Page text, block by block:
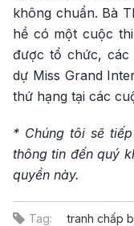
không chuẩn. Bà
hề có một cuộc
được tổ chức, các
dự Miss Grand
thứ hạng tại các
* Chúng tôi sẽ
thông tin đến quý
quyền này.​​​​​​
Tag: tranh chấp